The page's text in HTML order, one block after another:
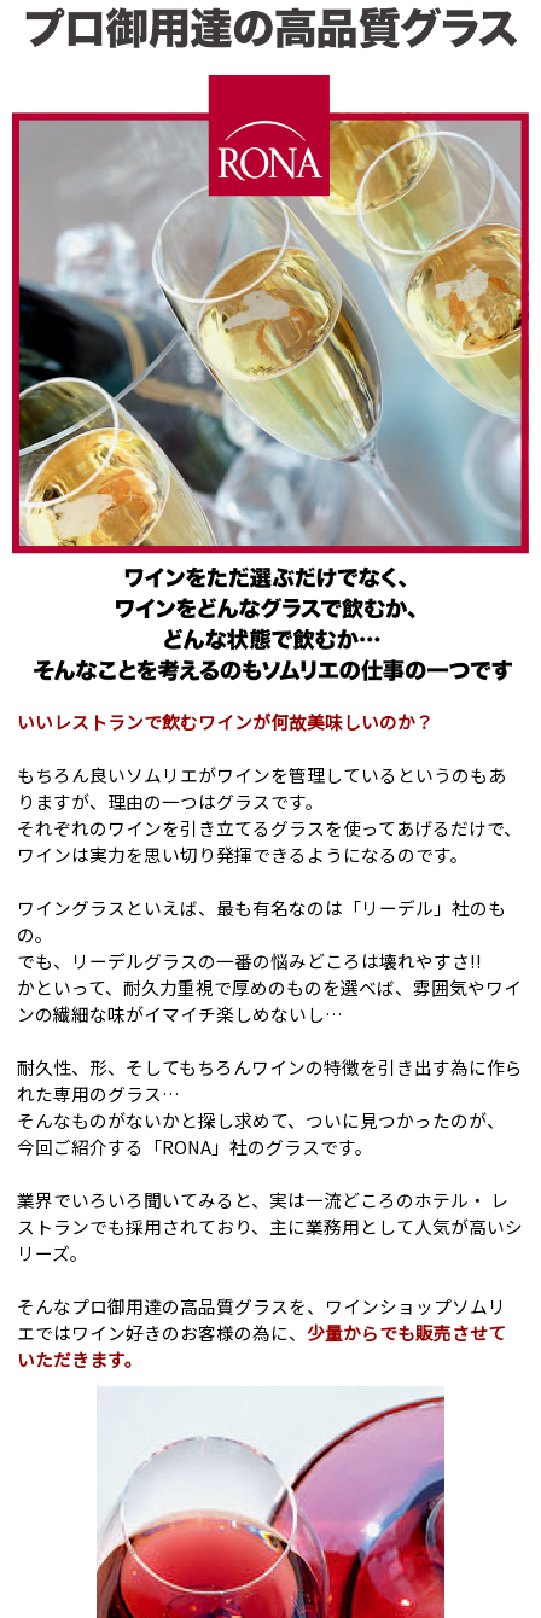
いいレストランで飲むワインが何故美味しいのか？
もちろん良いソムリエがワインを管理しているというのもあ
りますが、理由の一つはグラスです。
それぞれのワインを引き立てるグラスを使ってあげるだけで、
ワインは実力を思い切り発揮できるようになるのです。
ワイングラスといえば、最も有名なのは「リーデル」社のも
の。
でも、リーデルグラスの一番の悩みどころは壊れやすさ!!
かといって、耐久力重視で厚めのものを選べば、雰囲気やワイ
ンの繊細な味がイマイチ楽しめないし…
耐久性、形、そしてもちろんワインの特徴を引き出す為に作ら
れた専用のグラス…
そんなものがないかと探し求めて、ついに見つかったのが、
今回ご紹介する「RONA」社のグラスです。
業界でいろいろ聞いてみると、実は一流どころのホテル・ レ
ストランでも採用されており、主に業務用として人気が高いシ
リーズ。
そんなプロ御用達の高品質グラスを、ワインショップソムリ
エではワイン好きのお客様の為に、少量からでも販売させて
いただきます。